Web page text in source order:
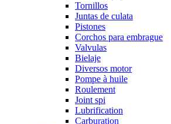
Tornillos
Juntas de culata
Pistones
Corchos para embrague
Valvulas
Bielaje
Diversos motor
Pompe à huile
Roulement
Joint spi
Lubrification
Carburation